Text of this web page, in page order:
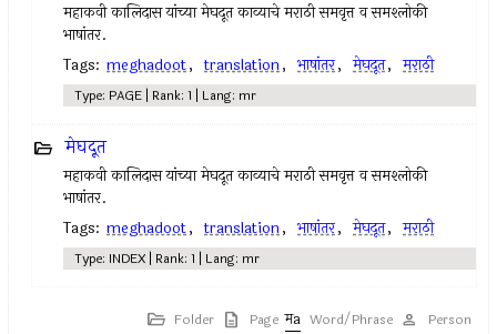
महाकवी कालिदास यांच्या मेघदूत काव्याचे मराठी समवृत्त व समश्लोकी
भाषांतर.
Tags: meghadoot, translation, भाषांतर, मेघदूत, मराठी
Type: PAGE | Rank: 1 | Lang: mr
मेघदूत
महाकवी कालिदास यांच्या मेघदूत काव्याचे मराठी समवृत्त व समश्लोकी
भाषांतर.
Tags: meghadoot, translation, भाषांतर, मेघदूत, मराठी
Type: INDEX | Rank: 1 | Lang: mr
Folder Page Word/Phrase Person